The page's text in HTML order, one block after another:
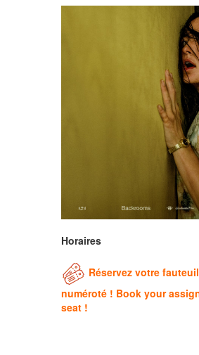
Horaires
Réservez votre fauteuil
numéroté ! Book your
seat !